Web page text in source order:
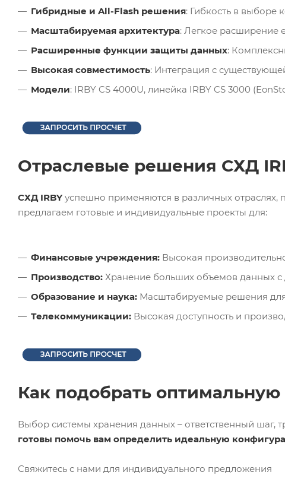
Гибридные и All-Flash решения: Гибкость в выборе
Масштабируемая архитектура: Легкое расширение
Расширенные функции защиты данных:
Высокая совместимость: Интеграция с
Модели: IRBY CS 4000U, линейка IRBY CS 3000
Отраслевые решения СХД
СХД IRBY успешно применяются в различных
предлагаем готовые и индивидуальные проекты для:
Финансовые учреждения: Высокая
Производство: Хранение больших объемов данных с
Образование и наука: Масштабируемые решения для
Телекоммуникации: Высокая доступность и
Как подобрать
Выбор системы хранения данных – ответственный шаг,
готовы помочь вам определить идеальную
Свяжитесь с нами для индивидуального предложения